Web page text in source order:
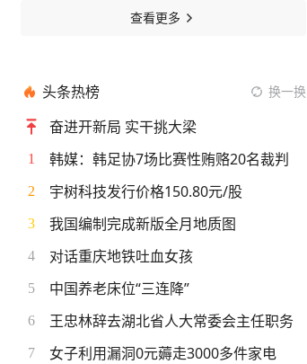
查看更多
头条热榜 换一换
奋进开新局 实干挑大梁
1 韩媒：韩足协7场比赛性贿赂20名裁判
2 宇树科技发行价格150.80元/股
3 我国编制完成新版全月地质图
4 对话重庆地铁吐血女孩
5 中国养老床位“三连降”
6 王忠林辞去湖北省人大常委会主任职务
7 女子利用漏洞0元薅走3000多件家电